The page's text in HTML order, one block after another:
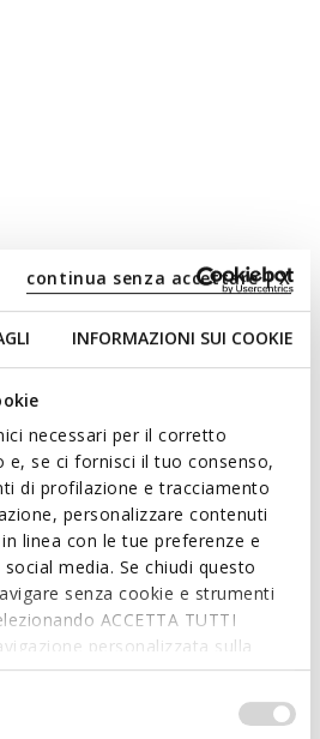
INFORMAZIONI SUI COOKIE
necessari per il corretto
se ci fornisci il tuo consenso,
di profilazione e tracciamento
personalizzare contenuti
linea con le tue preferenze e
media. Se chiudi questo
senza cookie e strumenti
ACCETTA TUTTI
personalizzata sulla
Selezionando
anche scegliere quali cookies ed
autorizzare. Per maggiori
continua senza accettare | X